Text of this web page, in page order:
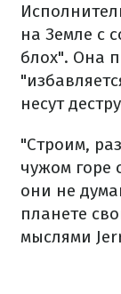
на Земле с
блох". Она
несут
"Строим,
чужом горе
они не
планете
мыслями